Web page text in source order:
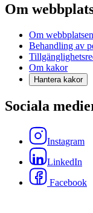
Om
Om webbplatsen
Behandling av
Om kakor
Hantera kakor
Sociala
Instagram
LinkedIn
Facebook